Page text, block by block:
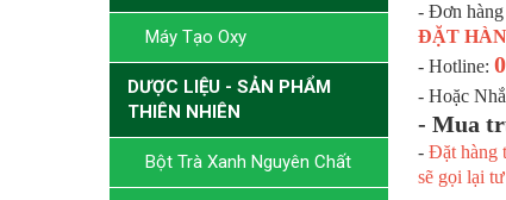
- Đơn hàng
ĐẶT
- Hotline:
- Hoặc
- Mua
- Đặt hàng
sẽ gọi lại
Máy Tạo Oxy
DƯỢC LIỆU - SẢN PHẨM
THIÊN NHIÊN
Bột Trà Xanh Nguyên Chất